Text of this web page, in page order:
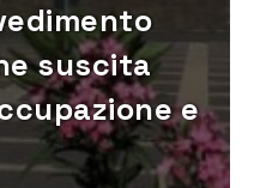
suscita
e